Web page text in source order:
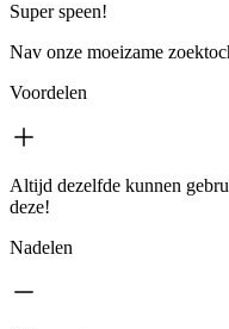
Super speen!
Nav onze moeizame
Voordelen
Altijd dezelfde kunnen
deze!
Nadelen